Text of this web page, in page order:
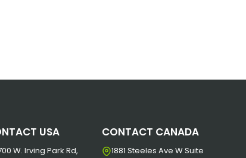
USA
W. Irving Park Rd,
CONTACT CANADA
1881 Steeles Ave W Suite